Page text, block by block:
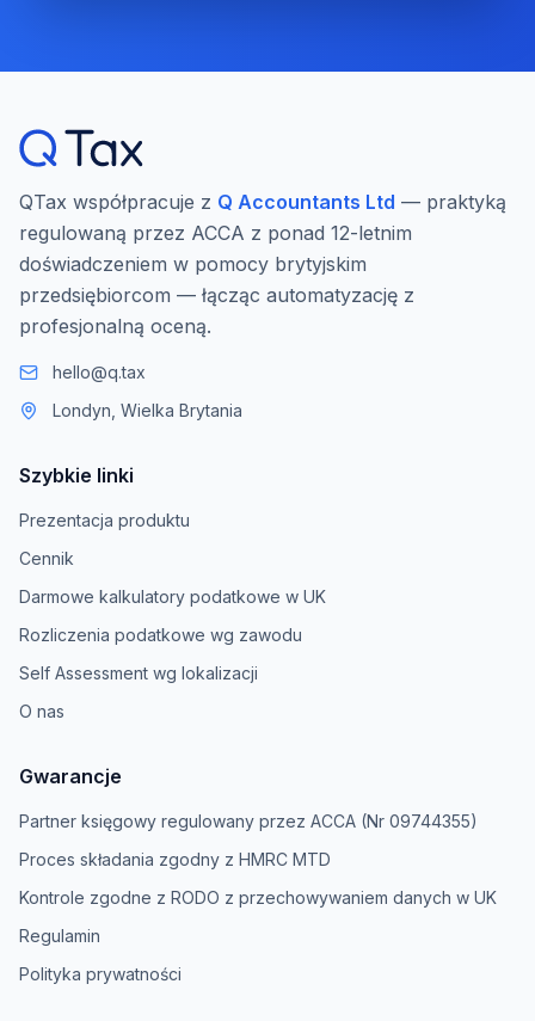
QTax współpracuje z Q Accountants Ltd — praktyką
regulowaną przez ACCA z ponad 12-letnim
doświadczeniem w pomocy brytyjskim
przedsiębiorcom — łącząc automatyzację z
profesjonalną oceną.
hello@q.tax
Londyn, Wielka Brytania
Szybkie linki
Prezentacja produktu
Cennik
Darmowe kalkulatory podatkowe w UK
Rozliczenia podatkowe wg zawodu
Self Assessment wg lokalizacji
O nas
Gwarancje
Partner księgowy regulowany przez ACCA (Nr 09744355)
Proces składania zgodny z HMRC MTD
Kontrole zgodne z RODO z przechowywaniem danych w UK
Regulamin
Polityka prywatności